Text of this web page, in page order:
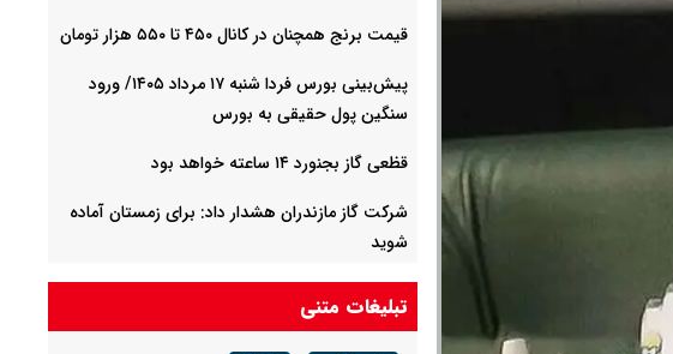
قیمت برنج همچنان در کانال ۴۵۰ تا ۵۵۰ هزار تومان
پیش‌بینی بورس فردا شنبه ۱۷ مرداد ۱۴۰۵/ ورود
سنگین پول حقیقی به بورس
قظعی گاز بجنورد ۱۴ ساعته خواهد بود
شرکت گاز مازندران هشدار داد: برای زمستان آماده
شوید
آخرین قیمت دلار و یورو و سایر ارزها امروز جمعه ۱۶
مردادماه ۱۴۰۵
تبلیغات متنی